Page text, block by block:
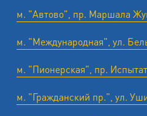
м. "Автово", пр. Маршала
м. "Международная", ул.
м. "Пионерская", пр.
м. "Гражданский пр.", ул.